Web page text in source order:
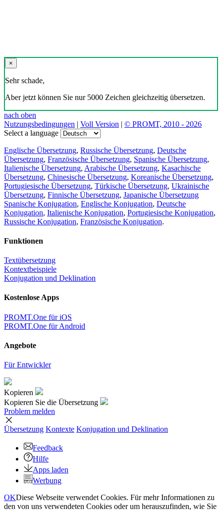
Übersetzer herunterladen
Übersetzer, Wörterbuch und Sprachführer,
mehr als 20 Sprachen, Lieblingsübersetzungen
Übersetzung teilen
×
Direkter Link zur Übersetzung:
Sehr schade,
Aber jetzt können Sie nur 5000 Zeichen gleichzeitig übersetzen.
nach oben
Nutzungsbedingungen
Select a language
Englische Übersetzung
Übersetzung,Französische Übersetzung
Italienische Übersetzung
Übersetzung,Chinesische Übersetzung
Portugiesische Übersetzung
Spanische Konjugation,Englische Konjugation,Deutsche